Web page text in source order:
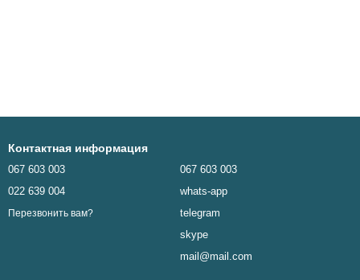
Контактная информация
067 603 003
022 639 004
Перезвонить вам?
067 603 003
whats-app
telegram
skype
mail@mail.com